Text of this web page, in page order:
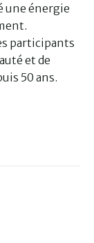
une énergie
participants
et de
50 ans.